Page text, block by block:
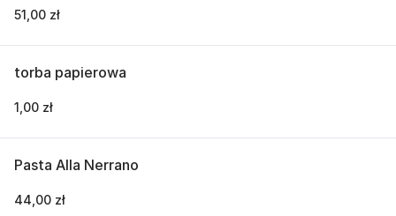
51,00 zł
torba papierowa
1,00 zł
Pasta Alla Nerrano
44,00 zł